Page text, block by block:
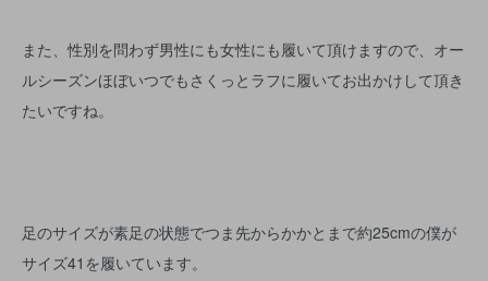
また、性別を問わず男性にも女性にも履いて頂けますので、オー
ルシーズンほぼいつでもさくっとラフに履いてお出かけして頂き
たいですね。
足のサイズが素足の状態でつま先からかかとまで約25cmの僕が
サイズ41を履いています。